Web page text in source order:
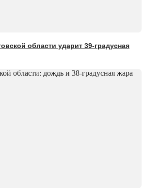
области ударит 39-градусная